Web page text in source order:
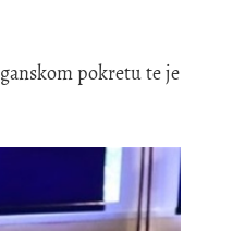
pokretu te je